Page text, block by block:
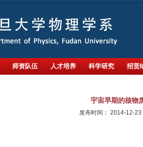
师资队伍 人才培养 科学研究 招贤
宇宙早期的核物
发布时间： 2014-12-23